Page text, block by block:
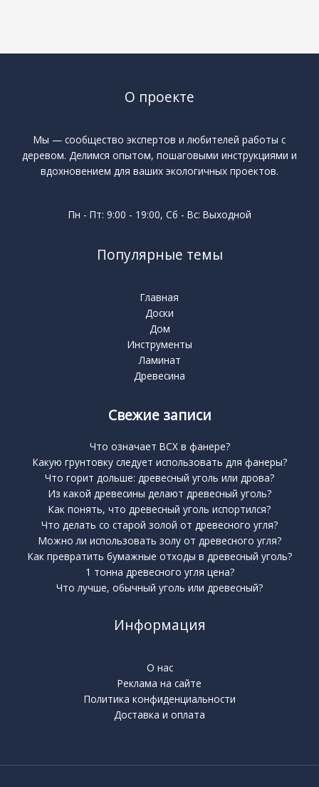
О проекте
Мы — сообщество экспертов и любителей работы с
деревом. Делимся опытом, пошаговыми инструкциями и
вдохновением для ваших экологичных проектов.
Пн - Пт: 9:00 - 19:00, Сб - Вс: Выходной
Популярные темы
Главная
Доски
Дом
Инструменты
Ламинат
Древесина
Свежие записи
Что означает BCX в фанере?
Какую грунтовку следует использовать для фанеры?
Что горит дольше: древесный уголь или дрова?
Из какой древесины делают древесный уголь?
Как понять, что древесный уголь испортился?
Что делать со старой золой от древесного угля?
Можно ли использовать золу от древесного угля?
Как превратить бумажные отходы в древесный уголь?
1 тонна древесного угля цена?
Что лучше, обычный уголь или древесный?
Информация
О нас
Реклама на сайте
Политика конфиденциальности
Доставка и оплата